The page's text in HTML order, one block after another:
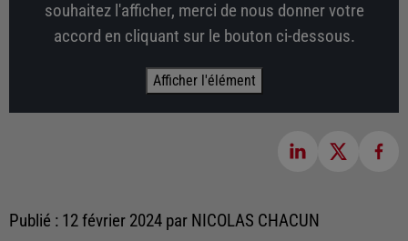
souhaitez l'afficher, merci de nous donner votre
accord en cliquant sur le bouton ci-dessous.
Afficher l'élément
Publié : 12 février 2024 par NICOLAS CHACUN